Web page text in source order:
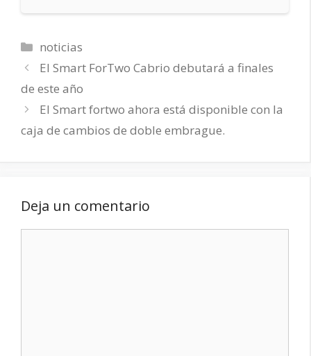
Categorías
noticias
El Smart ForTwo Cabrio debutará a finales
de este año
El Smart fortwo ahora está disponible con la
caja de cambios de doble embrague.
Deja un comentario